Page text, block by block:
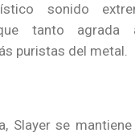
sonido
tanto agrada
puristas del metal.
Slayer se